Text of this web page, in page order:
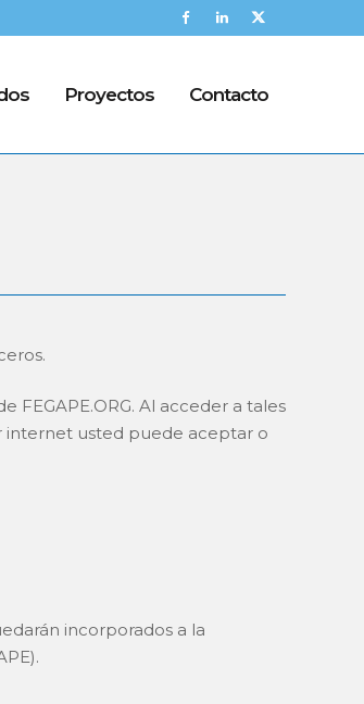
Proyectos Contacto
FEGAPE.ORG. Al acceder a tales
internet usted puede aceptar o
incorporados a la